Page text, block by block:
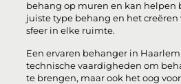
behang op muren en kan helpen
juiste type behang en het creëren
sfeer in elke ruimte.
Een ervaren behanger in
technische vaardigheden om
te brengen, maar ook het oog